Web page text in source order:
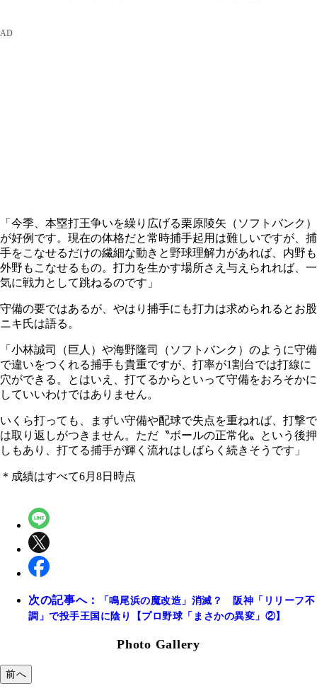
「今季、本塁打王争いを繰り広げる栗原陵矢（ソフトバンク）
が好例です。現在の体格だと常時捕手起用は難しいですが、捕
手をこなせるだけの繊細な動きと野球理解力があれば、内野も
外野もこなせるもの。打力を生かす場所さえ与えられれば、一
気に戦力として跳ねるのです」
守備の要ではあるが、やはり捕手にも打力は求められるとお股
ニキ氏は語る。
「小林誠司（巨人）や海野隆司（ソフトバンク）のように守備
で違いをつくれる捕手も貴重ですが、打率が1割台では打線に
穴ができる。とはいえ、打てるからといって守備をおろそかに
していいわけではありません。
いくら打っても、まずい守備や配球で失点を重ねれば、打撃で
は取り返しがつきません。ただ〝ボールの正常化〟という後押
しもあり、打てる捕手が輝く流れはしばらく続きそうです」
＊成績はすべて6月8日時点
次の記事へ：
「鳴尾浜の魔改造」消滅？ 阪神「リリーフ不
調」で投手王国に陰り【プロ野球「まさかの異変」②】
Photo Gallery
前へ